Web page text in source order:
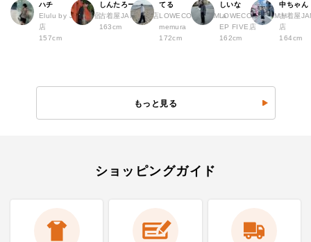
ハチ
Elulu by JAM 原宿
店
157cm
しんたろー
古着屋JAM 仙台店
163cm
てる
LOWECO by JAM a
memura
172cm
しいな
LOWECO by JAM H
EP FIVE店
162cm
中ちゃん
古着屋
店
164cm
もっと見る
ショッピングガイド